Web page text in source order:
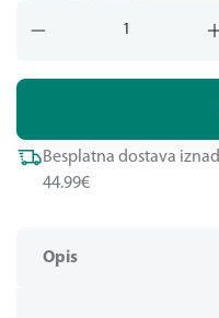
Opis
Besplatna dostava iznad
44.99€